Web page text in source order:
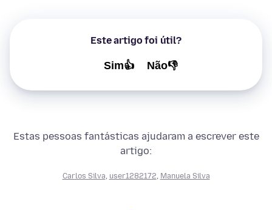
Este artigo foi útil?
Sim👍 Não👎
Estas pessoas fantásticas ajudaram a escrever este
artigo:
Carlos Silva, user1282172, Manuela Silva